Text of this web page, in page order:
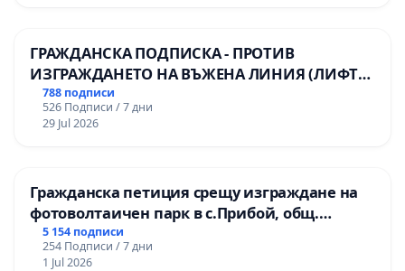
ГРАЖДАНСКА ПОДПИСКА - ПРОТИВ
ИЗГРАЖДАНЕТО НА ВЪЖЕНА ЛИНИЯ (ЛИФТ)
НА ТЕРИТОРИЯТА НА ПРИРОДНА
ЗАБЕЛЕЖИТЕЛНОСТ „ХЪЛМ НА
ОСВОБОДИТЕЛИТЕ“ (БУНАРДЖИК)
788 подписи
526 Подписи / 7 дни
29 Jul 2026
Гражданска петиция срещу изграждане на
фотоволтаичен парк в с.Прибой, общ.
Радомир
5 154 подписи
254 Подписи / 7 дни
1 Jul 2026